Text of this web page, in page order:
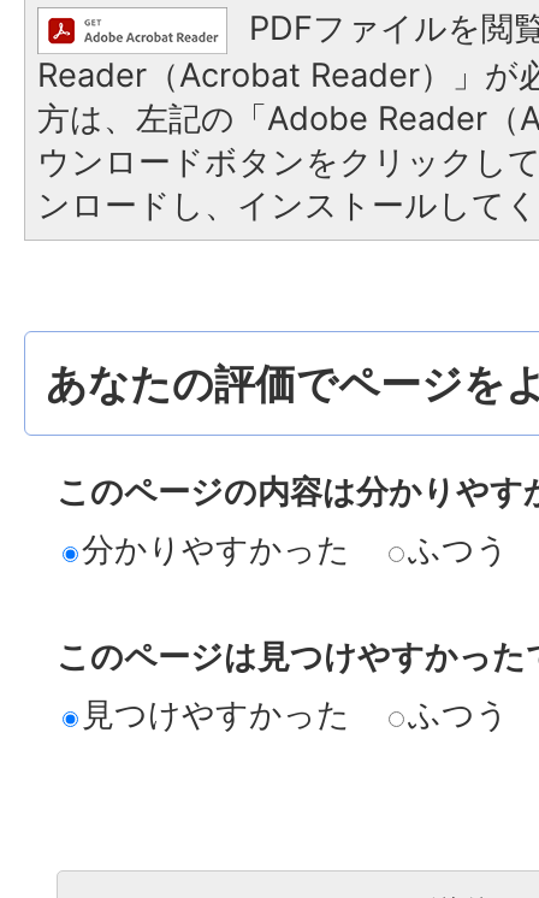
PDFファイルを閲
Reader（Acrobat Reader）」が
方は、左記の「Adobe Reader（
ウンロードボタンをクリックし
ンロードし、インストールして
あなたの評価でページを
このページの内容は分かりやす
分かりやすかった
ふつう
このページは見つけやすかった
見つけやすかった
ふつう